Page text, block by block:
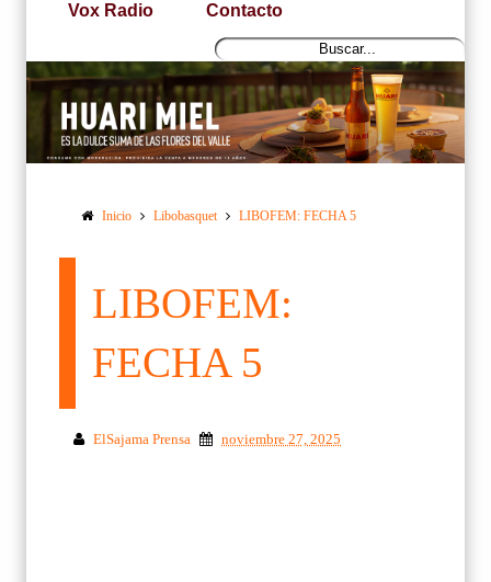
Vox Radio Contacto
Inicio Libobasquet LIBOFEM: FECHA 5
LIBOFEM:
FECHA 5
ElSajama Prensa noviembre 27, 2025